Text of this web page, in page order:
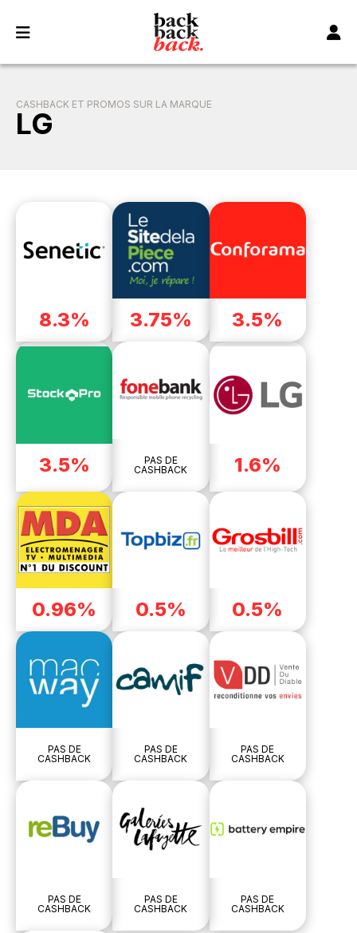
CASHBACK ET PROMOS SUR LA MARQUE
LG
8.3% 3.75% 3.5%
3.5%
PAS DE
CASHBACK
1.6%
0.96% 0.5% 0.5%
PAS DE
CASHBACK
PAS DE
CASHBACK
PAS DE
CASHBACK
PAS DE
CASHBACK
PAS DE
CASHBACK
PAS DE
CASHBACK